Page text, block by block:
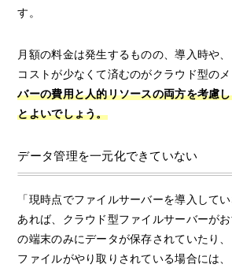
す。
月額の料金は発生するものの、導入時や
コストが少なくて済むのがクラウド型の
バーの費用と人的リソースの両方を考慮
とよいでしょう。
データ管理を一元化できていない
「現時点でファイルサーバーを導入して
あれば、クラウド型ファイルサーバーが
の端末のみにデータが保存されていたり
ファイルがやり取りされている場合には